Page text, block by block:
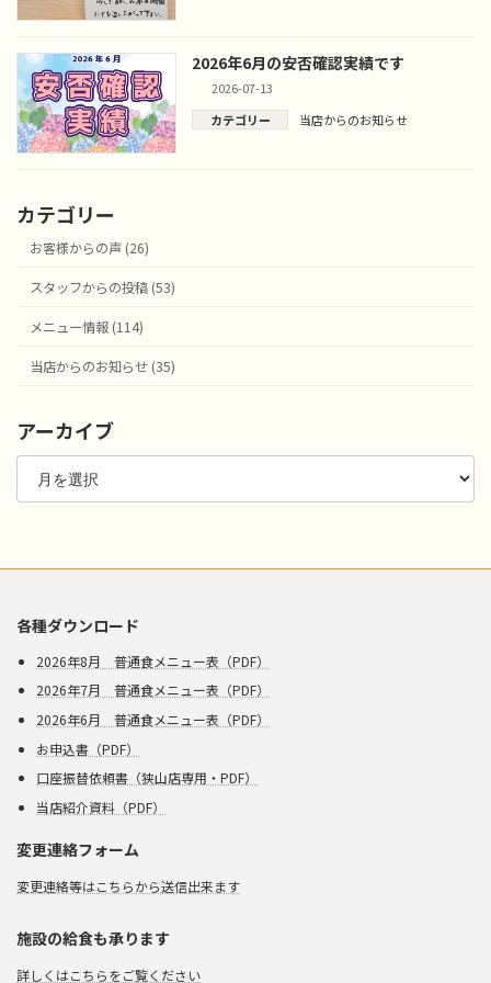
2026年6月の安否確認実績です
2026-07-13
カテゴリー
当店からのお知らせ
カテゴリー
お客様からの声 (26)
スタッフからの投稿 (53)
メニュー情報 (114)
当店からのお知らせ (35)
アーカイブ
ア
カ
各種ダウンロード
2026年8月 普通食メニュー表（PDF）
2026年7月 普通食メニュー表（PDF）
2026年6月 普通食メニュー表（PDF）
お申込書（PDF）
口座振替依頼書（狭山店専用・PDF）
当店紹介資料（PDF）
変更連絡フォーム
変更連絡等はこちらから送信出来ます
施設の給食も承ります
詳しくはこちらをご覧ください